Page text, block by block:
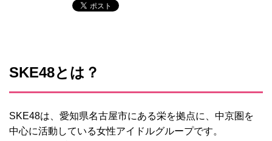
SKE48とは？
SKE48は、愛知県名古屋市にある栄を拠点に、中京圏を
中心に活動している女性アイドルグループです。